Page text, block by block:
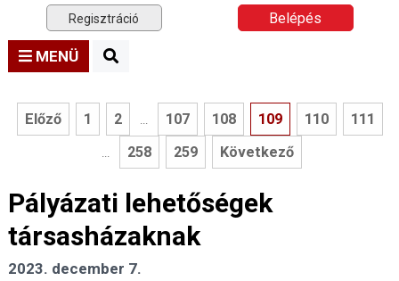
Regisztráció Belépés
MENÜ
Előző 1 2 ... 107 108 109 110 111
... 258 259 Következő
Pályázati lehetőségek
társasházaknak
2023. december 7.